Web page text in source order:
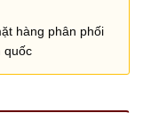
hàng phân phối
quốc